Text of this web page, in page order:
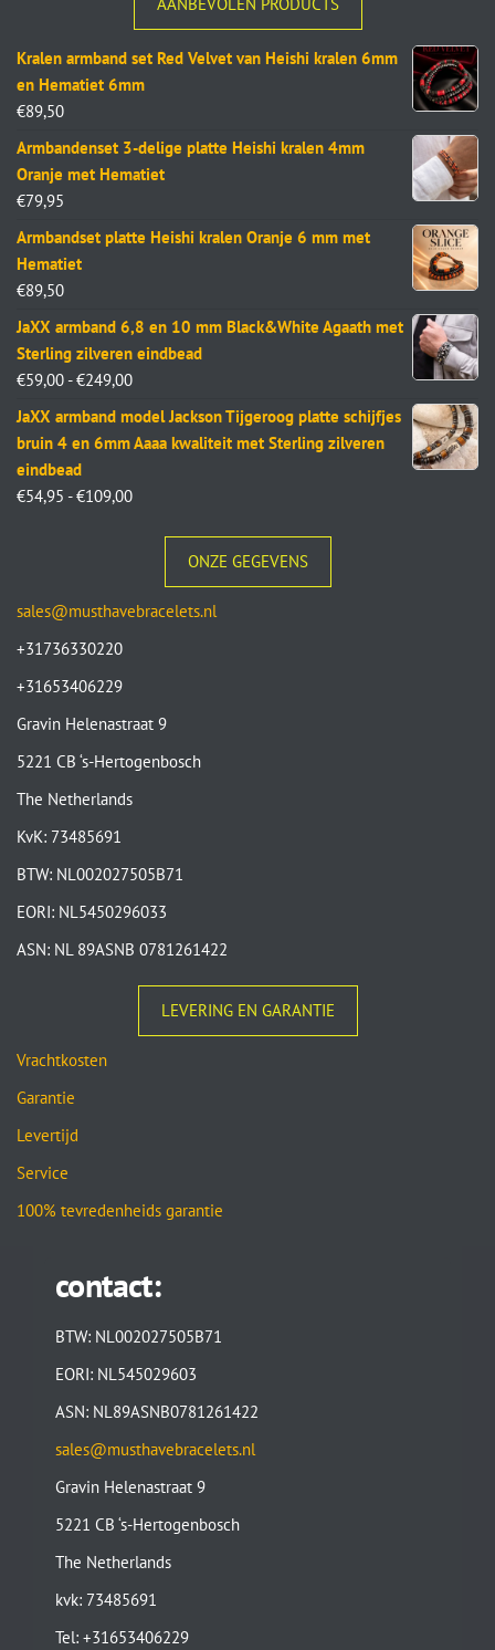
Kralen armband set Red Velvet van Heishi kralen 6mm
en Hematiet 6mm
€89,50
Armbandenset 3-delige platte Heishi kralen 4mm
Oranje met Hematiet
€79,95
Armbandset platte Heishi kralen Oranje 6 mm met
Hematiet
€89,50
JaXX armband 6,8 en 10 mm Black&White Agaath met
Sterling zilveren eindbead
€59,00 - €249,00
JaXX armband model Jackson Tijgeroog platte schijfjes
bruin 4 en 6mm Aaaa kwaliteit met Sterling zilveren
eindbead
€54,95 - €109,00
ONZE GEGEVENS
sales@musthavebracelets.nl
+31736330220
+31653406229
Gravin Helenastraat 9
5221 CB ‘s-Hertogenbosch
The Netherlands
KvK: 73485691
BTW: NL002027505B71
EORI: NL5450296033
ASN: NL 89ASNB 0781261422
LEVERING EN GARANTIE
Vrachtkosten
Garantie
Levertijd
Service
100% tevredenheids garantie
contact:
BTW: NL002027505B71
EORI: NL545029603
ASN: NL89ASNB0781261422
sales@musthavebracelets.nl
Gravin Helenastraat 9
5221 CB ‘s-Hertogenbosch
The Netherlands
kvk: 73485691
Tel: +31653406229